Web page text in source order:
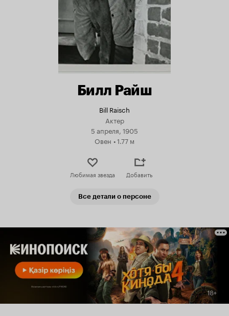
Билл Райш
Bill Raisch
Актер
5 апреля, 1905
Овен •1.77 м
Любимая звезда Добавить
Все детали о персоне